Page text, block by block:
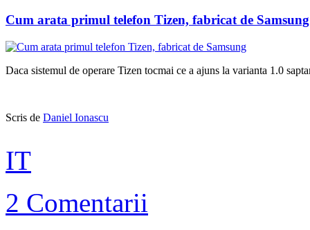
Cum arata primul telefon Tizen, fabricat de Samsung
Daca sistemul de operare Tizen tocmai ce a ajuns la varianta 1.0
Scris de Daniel Ionascu
IT
2 Comentarii